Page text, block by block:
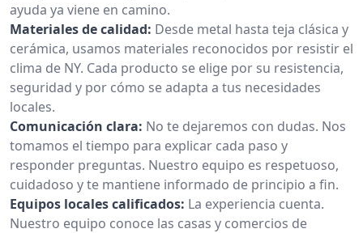
ayuda ya viene en camino.
Materiales de calidad: Desde metal hasta teja clásica y
cerámica, usamos materiales reconocidos por resistir el
clima de NY. Cada producto se elige por su resistencia,
seguridad y por cómo se adapta a tus necesidades
locales.
Comunicación clara: No te dejaremos con dudas. Nos
tomamos el tiempo para explicar cada paso y
responder preguntas. Nuestro equipo es respetuoso,
cuidadoso y te mantiene informado de principio a fin.
Equipos locales calificados: La experiencia cuenta.
Nuestro equipo conoce las casas y comercios de